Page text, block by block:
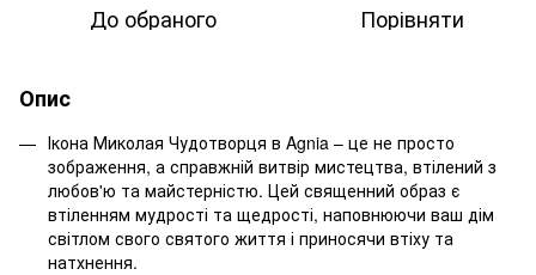
До обраного Порівняти
Опис
Ікона Миколая Чудотворця в Agnia – це не просто
зображення, а справжній витвір мистецтва, втілений з
любов'ю та майстерністю. Цей священний образ є
втіленням мудрості та щедрості, наповнюючи ваш дім
світлом свого святого життя і приносячи втіху та
натхнення.